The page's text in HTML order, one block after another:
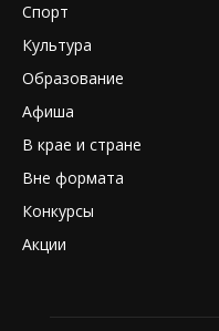
Спорт
Культура
Образование
Афиша
В крае и стране
Вне формата
Конкурсы
Акции